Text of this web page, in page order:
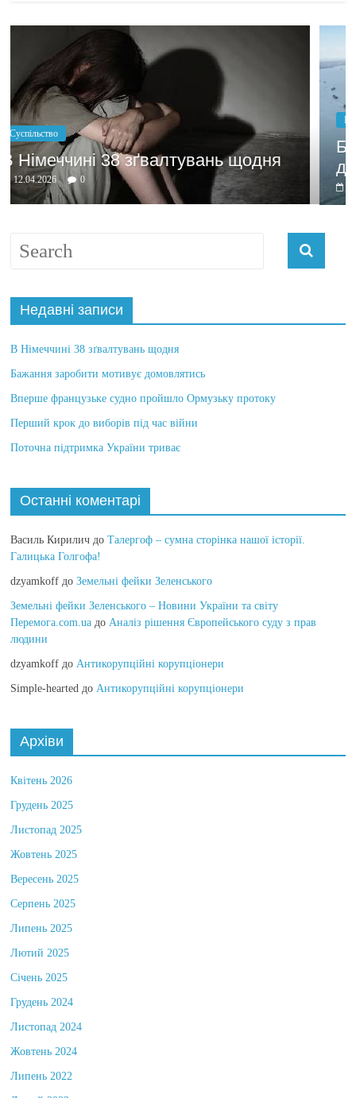
щодня
Політика
Бажання заробити мотивує
домовлятись
03.04.2026 0
Недавні записи
В Німеччині 38 зґвалтувань щодня
Бажання заробити мотивує домовлятись
Вперше французьке судно пройшло Ормузьку протоку
Перший крок до виборів під час війни
Поточна підтримка України триває
Останні коментарі
Василь Кирилич до Талергоф – сумна сторінка нашої історії.
Галицька Голгофа!
dzyamkoff доЗемельні фейки Зеленського
Земельні фейки Зеленського – Новини України та світу
Перемога.com.ua доАналіз рішення Європейського суду з прав
людини
dzyamkoff доАнтикорупційні корупціонери
Simple-hearted доАнтикорупційні корупціонери
Архіви
Квітень 2026
Грудень 2025
Листопад 2025
Жовтень 2025
Вересень 2025
Серпень 2025
Липень 2025
Лютий 2025
Січень 2025
Грудень 2024
Листопад 2024
Жовтень 2024
Липень 2022